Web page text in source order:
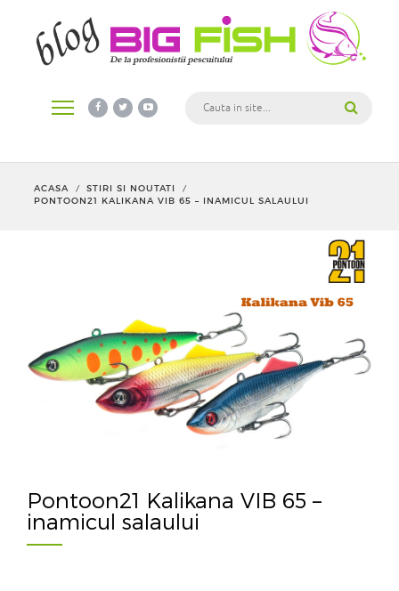
ACASA / STIRI SI NOUTATI /
PONTOON21 KALIKANA VIB 65 – INAMICUL SALAULUI
Pontoon21 Kalikana VIB 65 –
inamicul salaului